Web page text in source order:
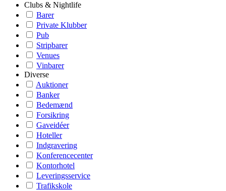
Clubs & Nightlife
Barer
Private Klubber
Pub
Stripbarer
Venues
Vinbarer
Diverse
Auktioner
Banker
Bedemænd
Forsikring
Gaveidéer
Hoteller
Indgravering
Konferencecenter
Kontorhotel
Leveringsservice
Trafikskole